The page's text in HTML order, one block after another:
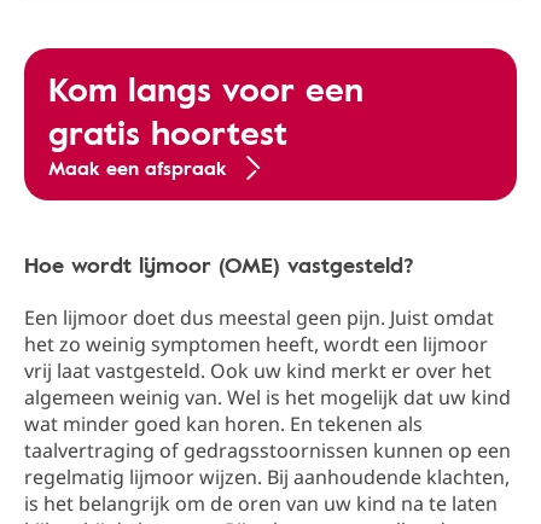
Kom langs voor een
gratis hoortest
Maak een afspraak
Hoe wordt lijmoor (OME) vastgesteld?
Een lijmoor doet dus meestal geen pijn. Juist omdat
het zo weinig symptomen heeft, wordt een lijmoor
vrij laat vastgesteld. Ook uw kind merkt er over het
algemeen weinig van. Wel is het mogelijk dat uw kind
wat minder goed kan horen. En tekenen als
taalvertraging of gedragsstoornissen kunnen op een
regelmatig lijmoor wijzen. Bij aanhoudende klachten,
is het belangrijk om de oren van uw kind na te laten